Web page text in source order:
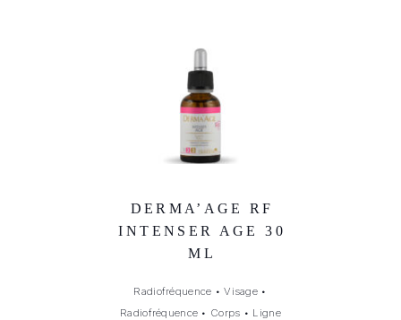
DERMA’AGE RF
INTENSER AGE 30
ML
Radiofréquence •Visage •
Radiofréquence • Corps • Ligne